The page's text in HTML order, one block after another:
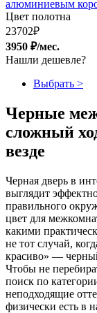
алюминиевым
Цвет полотна
23702₽
3950 ₽/мес.
Нашли дешевле?
Выбрать >
Черные
сложный
везде
Черная дверь в
выглядит
правильного
цвет для
какими
не тот случай,
красиво» —
Чтобы не
поиск по
неподходящие
физически есть в